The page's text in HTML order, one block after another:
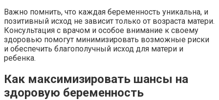
Важно помнить, что каждая беременность уникальна, и
позитивный исход не зависит только от возраста матери.
Консультация с врачом и особое внимание к своему
здоровью помогут минимизировать возможные риски
и обеспечить благополучный исход для матери и
ребенка.
Как максимизировать шансы на
здоровую беременность